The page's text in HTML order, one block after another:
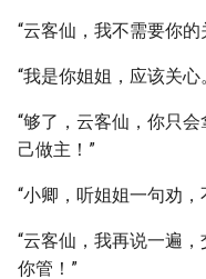
“云客仙，我不需要你的
“我是你姐姐，应该关心
“够了，云客仙，你只
己做主！”
“小卿，听姐姐一句劝
“云客仙，我再说一遍
你管！”